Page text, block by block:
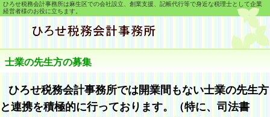
ひろせ税務会計事務所は麻生区での会社設立、創業支援、記帳代行等で身近な税理士として企業
経営者様のお役に立ちます。
士業の先生方の募集
ひろせ税務会計事務所では開業間もない士業の先生方
と連携を積極的に行っております。（特に、司法書